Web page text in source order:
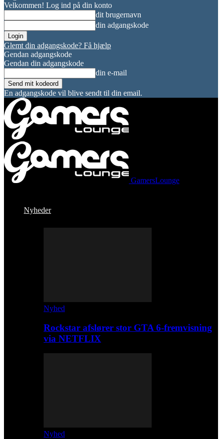
Velkommen! Log ind på din konto
dit brugernavn
din adgangskode
Glemt din adgangskode? Få hjælp
Gendan adgangskode
Gendan din adgangskode
din e-mail
En adgangskode vil blive sendt til din email.
GamersLounge
Nyheder
Nyhed
Rockstar afslører stor GTA 6-fremvisning
via NETFLIX
Nyhed